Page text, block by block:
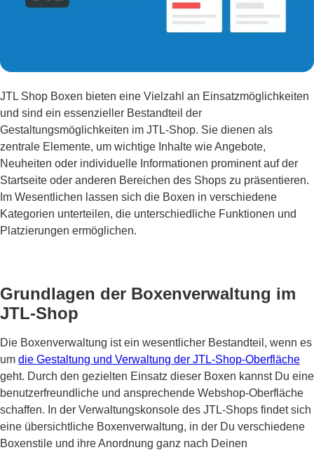
JTL Shop Boxen bieten eine Vielzahl an Einsatzmöglichkeiten
und sind ein essenzieller Bestandteil der
Gestaltungsmöglichkeiten im JTL-Shop. Sie dienen als
zentrale Elemente, um wichtige Inhalte wie Angebote,
Neuheiten oder individuelle Informationen prominent auf der
Startseite oder anderen Bereichen des Shops zu präsentieren.
Im Wesentlichen lassen sich die Boxen in verschiedene
Kategorien unterteilen, die unterschiedliche Funktionen und
Platzierungen ermöglichen.
Grundlagen der Boxenverwaltung im
JTL-Shop
Die Boxenverwaltung ist ein wesentlicher Bestandteil, wenn es
um die Gestaltung und Verwaltung der JTL-Shop-Oberfläche
geht. Durch den gezielten Einsatz dieser Boxen kannst Du eine
benutzerfreundliche und ansprechende Webshop-Oberfläche
schaffen. In der Verwaltungskonsole des JTL-Shops findet sich
eine übersichtliche Boxenverwaltung, in der Du verschiedene
Boxenstile und ihre Anordnung ganz nach Deinen